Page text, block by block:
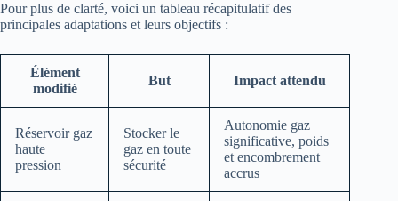
Pour plus de clarté, voici un tableau récapitulatif des
principales adaptations et leurs objectifs :
Élément
modifié
But Impact attendu
Réservoir gaz
haute
pression
Stocker le
gaz en toute
sécurité
Autonomie gaz
significative, poids
et encombrement
accrus